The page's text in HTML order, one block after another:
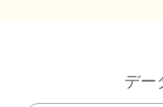
デー